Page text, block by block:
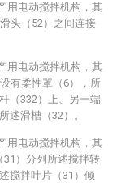
用电动搅拌机构，其
头（52）之间连接
用电动搅拌机构，其
有柔性罩（6），所
（332）上、另一端
述滑槽（32）。
用电动搅拌机构，其
）分列所述搅拌转
搅拌叶片（31）倾